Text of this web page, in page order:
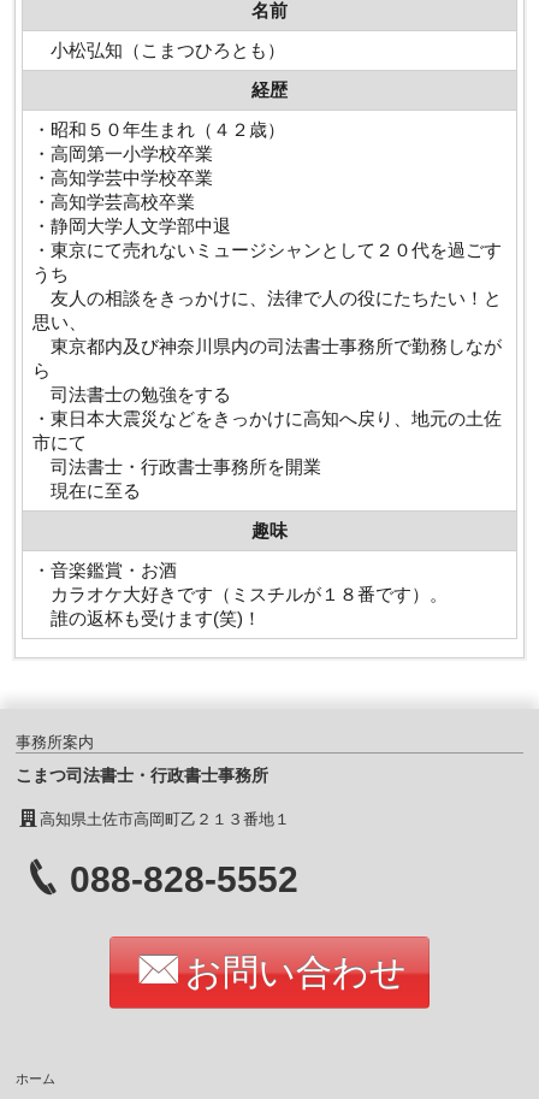
名前
小松弘知（こまつひろとも）
経歴
・昭和５０年生まれ（４２歳）
・高岡第一小学校卒業
・高知学芸中学校卒業
・高知学芸高校卒業
・静岡大学人文学部中退
・東京にて売れないミュージシャンとして２０代を過ごす
うち
友人の相談をきっかけに、法律で人の役にたちたい！と
思い、
東京都内及び神奈川県内の司法書士事務所で勤務しなが
ら
司法書士の勉強をする
・東日本大震災などをきっかけに高知へ戻り、地元の土佐
市にて
司法書士・行政書士事務所を開業
現在に至る
趣味
・音楽鑑賞・お酒
カラオケ大好きです（ミスチルが１８番です）。
誰の返杯も受けます(笑)！
事務所案内
こまつ司法書士・行政書士事務所
高知県土佐市高岡町乙２１３番地１
088-828-5552
お問い合わせ
ホーム